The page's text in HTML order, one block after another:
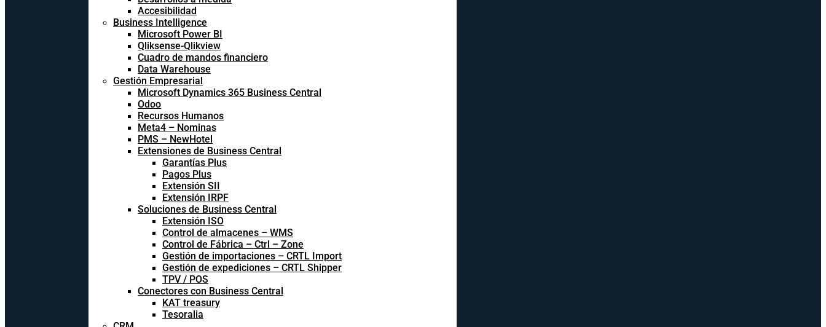
Accesibilidad
Business Intelligence
Microsoft Power BI
Qliksense-Qlikview
Cuadro de mandos financiero
Data Warehouse
Gestión Empresarial
Microsoft Dynamics 365 Business Central
Odoo
Recursos Humanos
Meta4 – Nominas
PMS – NewHotel
Extensiones de Business Central
Garantías Plus
Pagos Plus
Extensión SII
Extensión IRPF
Soluciones de Business Central
Extensión ISO
Control de almacenes – WMS
Control de Fábrica – Ctrl – Zone
Gestión de importaciones – CRTL Import
Gestión de expediciones – CRTL Shipper
TPV / POS
Conectores con Business Central
KAT treasury
Tesoralia